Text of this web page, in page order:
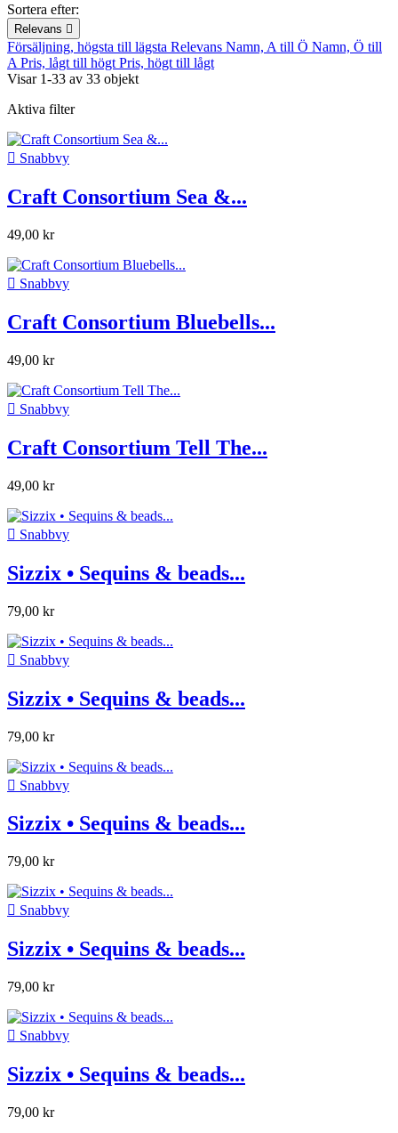
Sortera efter:
Relevans 
Försäljning, högsta till lägsta Relevans Namn, A till Ö Namn, Ö till
APris, lågt till högtPris, högt till lågt
Visar 1-33 av 33 objekt
Aktiva filter
 Snabbvy
Craft Consortium Sea &...
49,00 kr
 Snabbvy
Craft Consortium Bluebells...
49,00 kr
 Snabbvy
Craft Consortium Tell The...
49,00 kr
 Snabbvy
Sizzix • Sequins & beads...
79,00 kr
 Snabbvy
Sizzix • Sequins & beads...
79,00 kr
 Snabbvy
Sizzix • Sequins & beads...
79,00 kr
 Snabbvy
Sizzix • Sequins & beads...
79,00 kr
 Snabbvy
Sizzix • Sequins & beads...
79,00 kr